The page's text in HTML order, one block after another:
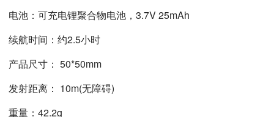
电池：可充电锂聚合物电池，3.7V 25mAh
续航时间：约2.5小时
产品尺寸： 50*50mm
发射距离： 10m(无障碍)
重量：42.2g